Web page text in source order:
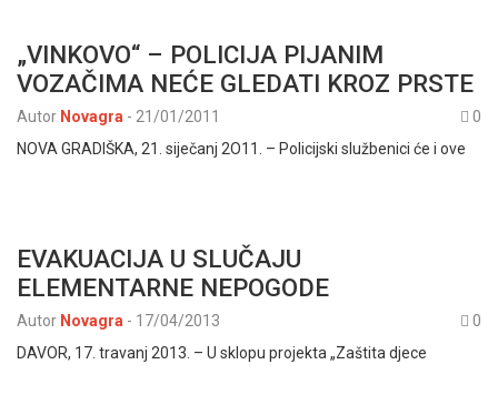
„VINKOVO“ – POLICIJA PIJANIM
VOZAČIMA NEĆE GLEDATI KROZ PRSTE
Autor Novagra - 21/01/2011
0
NOVA GRADIŠKA, 21. siječanj 2O11. – Policijski službenici će i ove
EVAKUACIJA U SLUČAJU
ELEMENTARNE NEPOGODE
Autor Novagra - 17/04/2013
0
DAVOR, 17. travanj 2013. – U sklopu projekta „Zaštita djece